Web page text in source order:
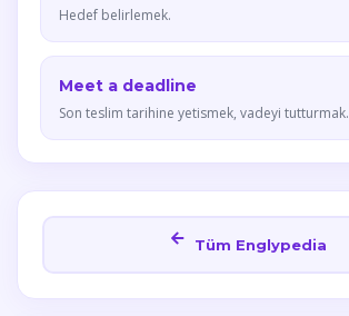
Hedef belirlemek.
Meet a deadline
Son teslim tarihine yetismek, vadeyi tutturmak.
Tüm Englypedia